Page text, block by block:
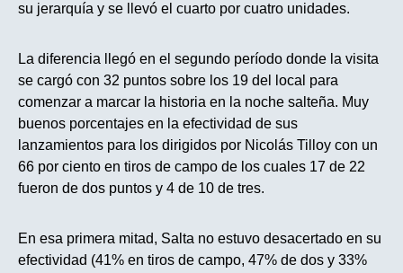
su jerarquía y se llevó el cuarto por cuatro unidades.
La diferencia llegó en el segundo período donde la visita
se cargó con 32 puntos sobre los 19 del local para
comenzar a marcar la historia en la noche salteña. Muy
buenos porcentajes en la efectividad de sus
lanzamientos para los dirigidos por Nicolás Tilloy con un
66 por ciento en tiros de campo de los cuales 17 de 22
fueron de dos puntos y 4 de 10 de tres.
En esa primera mitad, Salta no estuvo desacertado en su
efectividad (41% en tiros de campo, 47% de dos y 33%